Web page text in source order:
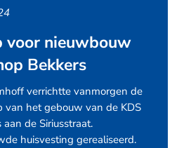
voor nieuwbouw
Bekkers
verrichtte vanmorgen de
van het gebouw van de KDS
de Siriusstraat.
huisvesting gerealiseerd.